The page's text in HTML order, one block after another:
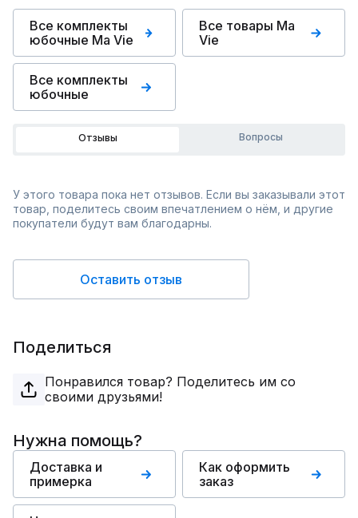
Все комплекты
юбочные Ma Vie
Все товары Ma
Vie
Все комплекты
юбочные
Отзывы Вопросы
У этого товара пока нет отзывов. Если вы заказывали этот
товар, поделитесь своим впечатлением о нём, и другие
покупатели будут вам благодарны.
Оставить отзыв
Поделиться
Понравился товар? Поделитесь им со
своими друзьями!
Нужна помощь?
Доставка и
примерка
Как оформить
заказ